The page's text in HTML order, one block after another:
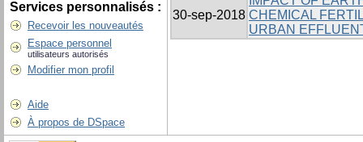
Services personnalisés :
Recevoir les nouveautés
Espace personnel
utilisateurs autorisés
Modifier mon profil
Aide
À propos de DSpace
30-sep-2018 CHEMICAL
URBAN